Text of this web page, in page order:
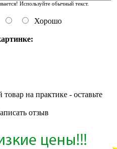
Используйте обычный текст.
Хорошо
на практике - оставьте
отзыв